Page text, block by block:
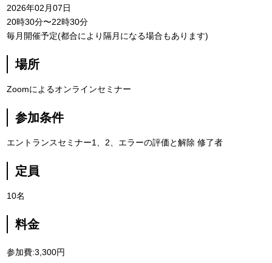
2026年02月07日
20時30分〜22時30分
毎月開催予定(都合により隔月になる場合もあります)
場所
Zoomによるオンラインセミナー
参加条件
エントランスセミナー1、2、エラーの評価と解除 修了者
定員
10名
料金
参加費:3,300円